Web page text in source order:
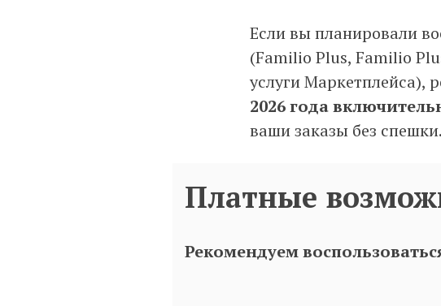
Если вы планировали
(Familio Plus, Familio
услуги Маркетплейса),
2026 года
ваши заказы без спешки.
Платные
Рекомендуем